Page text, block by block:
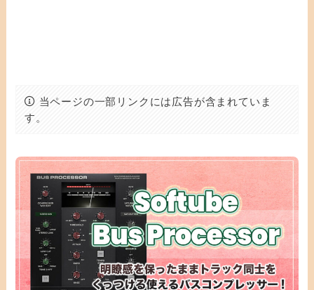
当ページの一部リンクには広告が含まれていま
す。